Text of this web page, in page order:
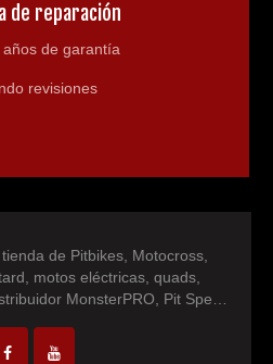
de reparación
años de garantía
revisiones
de Pitbikes, Motocross,
motos eléctricas, quads,
MonsterPRO, Pit Speed,
quad, pocketbike...